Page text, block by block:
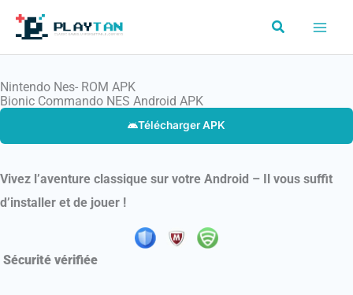
Aller
contenu
Rechercher
Nintendo Nes- ROM APK
Bionic Commando NES Android APK
Télécharger APK
Vivez l’aventure classique sur votre Android – Il vous suffit
d’installer et de jouer !
Sécurité vérifiée